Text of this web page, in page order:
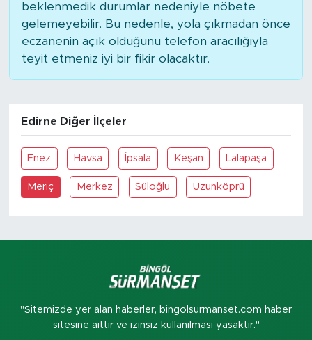
beklenmedik durumlar nedeniyle nöbete
gelemeyebilir. Bu nedenle, yola çıkmadan önce
eczanenin açık olduğunu telefon aracılığıyla
teyit etmeniz iyi bir fikir olacaktır.
Edirne Diğer İlçeler
Enez Havsa İpsala Keşan Lalapaşa
Meriç Merkez Süloğlu Uzunköprü
"Sitemizde yer alan haberler, bingolsurmanset.com haber
sitesine aittir ve izinsiz kullanılması yasaktır."
Tavz Der
Bingöl Kaza Haberleri